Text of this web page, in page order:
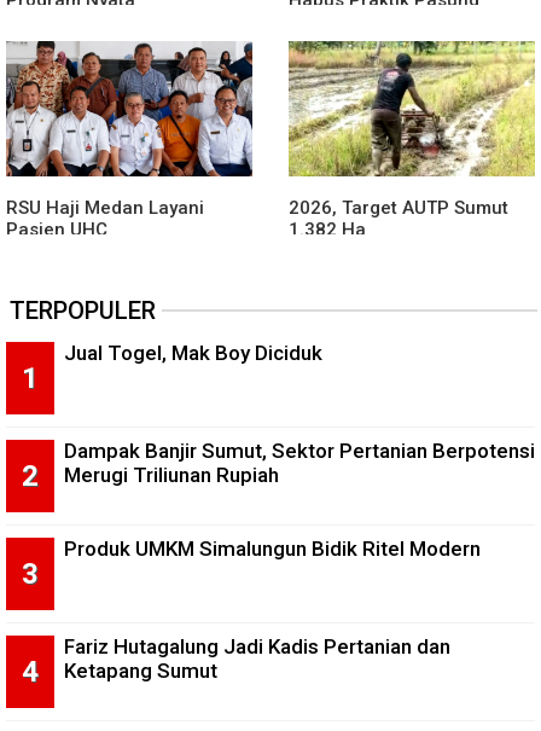
RSU Haji Medan Layani
Pasien UHC
2026, Target AUTP Sumut
1.382 Ha
TERPOPULER
Jual Togel, Mak Boy Diciduk
Dampak Banjir Sumut, Sektor Pertanian Berpotensi
Merugi Triliunan Rupiah
Produk UMKM Simalungun Bidik Ritel Modern
Fariz Hutagalung Jadi Kadis Pertanian dan
Ketapang Sumut